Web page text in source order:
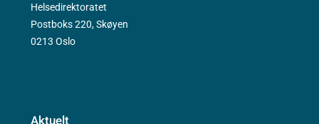
Helsedirektoratet
Postboks 220, Skøyen
0213 Oslo
Aktuelt